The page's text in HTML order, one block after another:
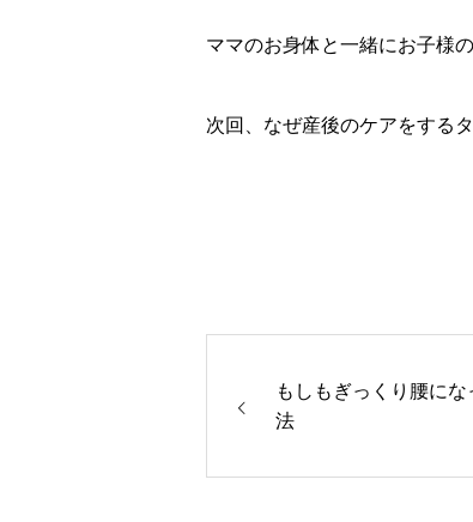
ママのお身体と一緒にお子様
次回、なぜ産後のケアをする
もしもぎっくり腰に
法